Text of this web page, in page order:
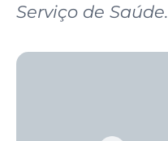
Serviço de Saúde.